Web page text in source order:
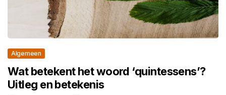
Algemeen
Wat betekent het woord ‘quintessens’?
Uitleg en betekenis